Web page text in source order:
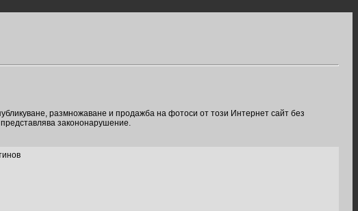
размножаване и продажба на фотоси от този Интернет сайт без
закононарушение.